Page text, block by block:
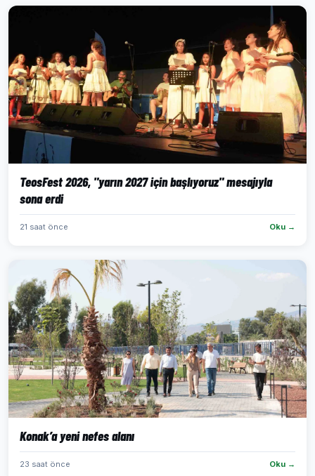
TeosFest 2026, "yarın 2027 için başlıyoruz" mesajıyla
sona erdi
21 saat önce Oku →
Konak’a yeni nefes alanı
23 saat önce Oku →